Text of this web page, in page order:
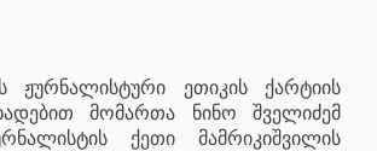
ჟურნალისტური ეთიკის ქარტიის
მომართა ნინო შველიძემ
ქეთი მამრიკიშვილის